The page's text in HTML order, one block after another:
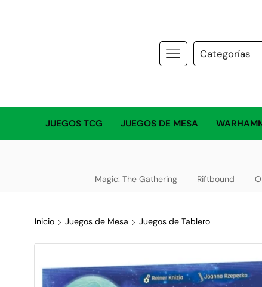
JUEGOS TCG JUEGOS DE MESA
Magic: The Gathering Riftbound
Inicio Juegos de Mesa Juegos de Tablero